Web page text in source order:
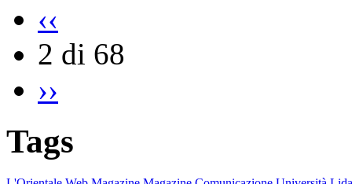
‹‹
2 di 68
››
Tags